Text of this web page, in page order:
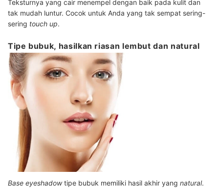
Teksturnya yang cair menempel dengan baik pada kulit dan
tak mudah luntur. Cocok untuk Anda yang tak sempat sering-
sering touch up.
Tipe bubuk, hasilkan riasan lembut dan natural
Base eyeshadowtipe bubuk memiliki hasil akhir yang natural.